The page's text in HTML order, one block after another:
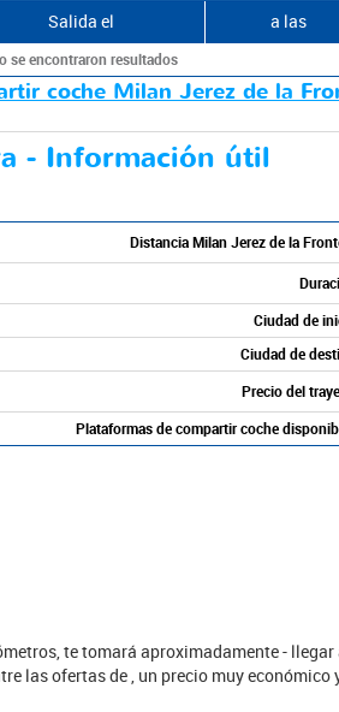
Salida el a las
se encontraron resultados
coche Milan Jerez de la
- Información útil
Distancia Milan Jerez de la
Ciudad de
Ciudad de
Precio del
Plataformas de compartir coche
te tomará aproximadamente -
las ofertas de , un precio muy